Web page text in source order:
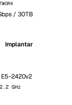
/ 30TB
Implantar
2420v2
GHz